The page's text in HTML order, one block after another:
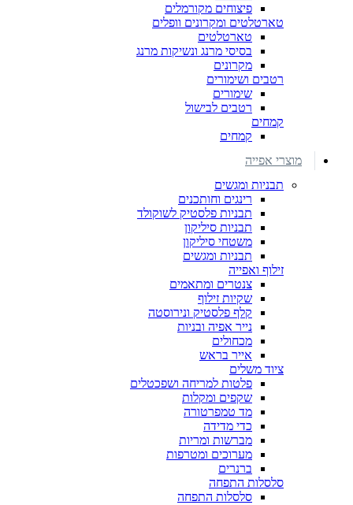
פיצוחים מקורמלים
טארטלטים ומקרונים וופלים
טארטלטים
בסיסי מרנג ונשיקות מרנג
מקרונים
רטבים ושימורים
שימורים
רטבים לבישול
קמחים
קמחים
מוצרי אפייה
תבניות ומגשים
רינגים וחותכנים
תבניות פלסטיק לשוקולד
תבניות סיליקון
משטחי סיליקון
תבניות ומגשים
זילוף ואפייה
צנטרים ומתאמים
שקיות זילוף
קלף פלסטיק ונירוסטה
נייר אפיה ובניות
מכחולים
אייר בראש
ציוד משלים
פלטות למריחה ושפכטלים
שקפים ומקלות
מד טמפרטורה
כדי מדידה
מברשות ומריות
מערוכים ומטרפות
ברנרים
סלסלות התפחה
סלסלות התפחה